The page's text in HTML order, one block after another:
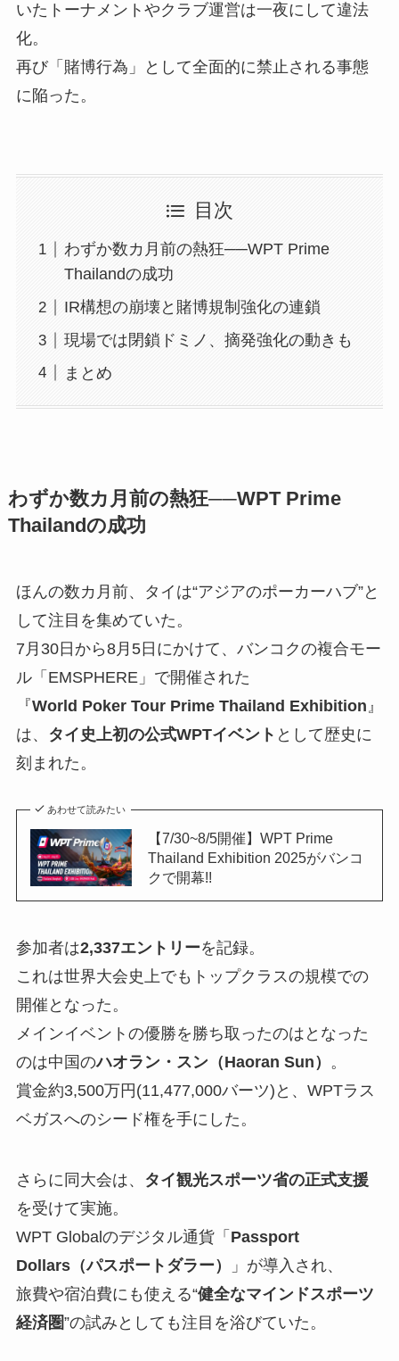
いたトーナメントやクラブ運営は一夜にして違法
化。
再び「賭博行為」として全面的に禁止される事態
に陥った。
目次
わずか数カ月前の熱狂──WPT Prime
Thailandの成功
IR構想の崩壊と賭博規制強化の連鎖
現場では閉鎖ドミノ、摘発強化の動きも
まとめ
わずか数カ月前の熱狂──WPT Prime
Thailandの成功
ほんの数カ月前、タイは“アジアのポーカーハブ”と
して注目を集めていた。
7月30日から8月5日にかけて、バンコクの複合モー
ル「EMSPHERE」で開催された
『World Poker Tour Prime Thailand Exhibition』
は、
タイ史上初の公式WPTイベント として歴史に
刻まれた。
あわせて読みたい
【7/30~8/5開催】WPT Prime
Thailand Exhibition 2025がバンコ
クで開幕!!
参加者は2,337エントリーを記録。
これは世界大会史上でもトップクラスの規模での
開催となった。
メインイベントの優勝を勝ち取ったのはとなった
のは中国のハオラン・スン（Haoran Sun） 。
賞金約3,500万円(11,477,000バーツ)と、WPTラス
ベガスへのシード権を手にした。
さらに同大会は、
タイ観光スポーツ省の正式支援
を受けて実施。
WPT Globalのデジタル通貨「 Passport
Dollars（パスポートダラー）
」が導入され、
旅費や宿泊費にも使える“健全なマインドスポーツ
経済圏”の試みとしても注目を浴びていた。